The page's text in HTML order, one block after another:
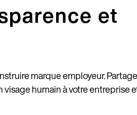
et
marque employeur.
humain à votre entreprise